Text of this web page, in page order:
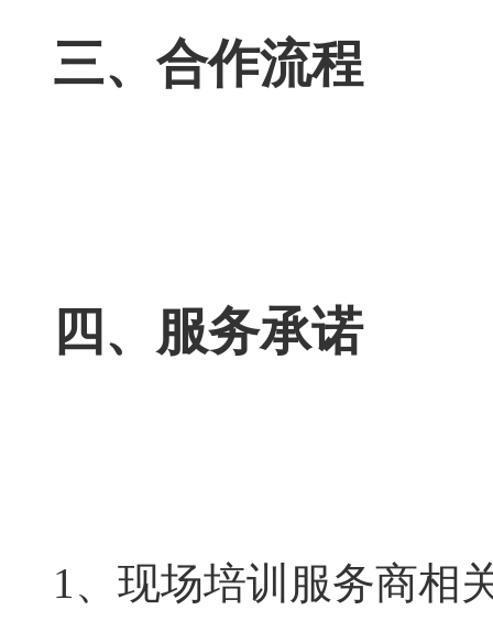
三、合作流程
四、服务承诺
1、现场培训服务商相